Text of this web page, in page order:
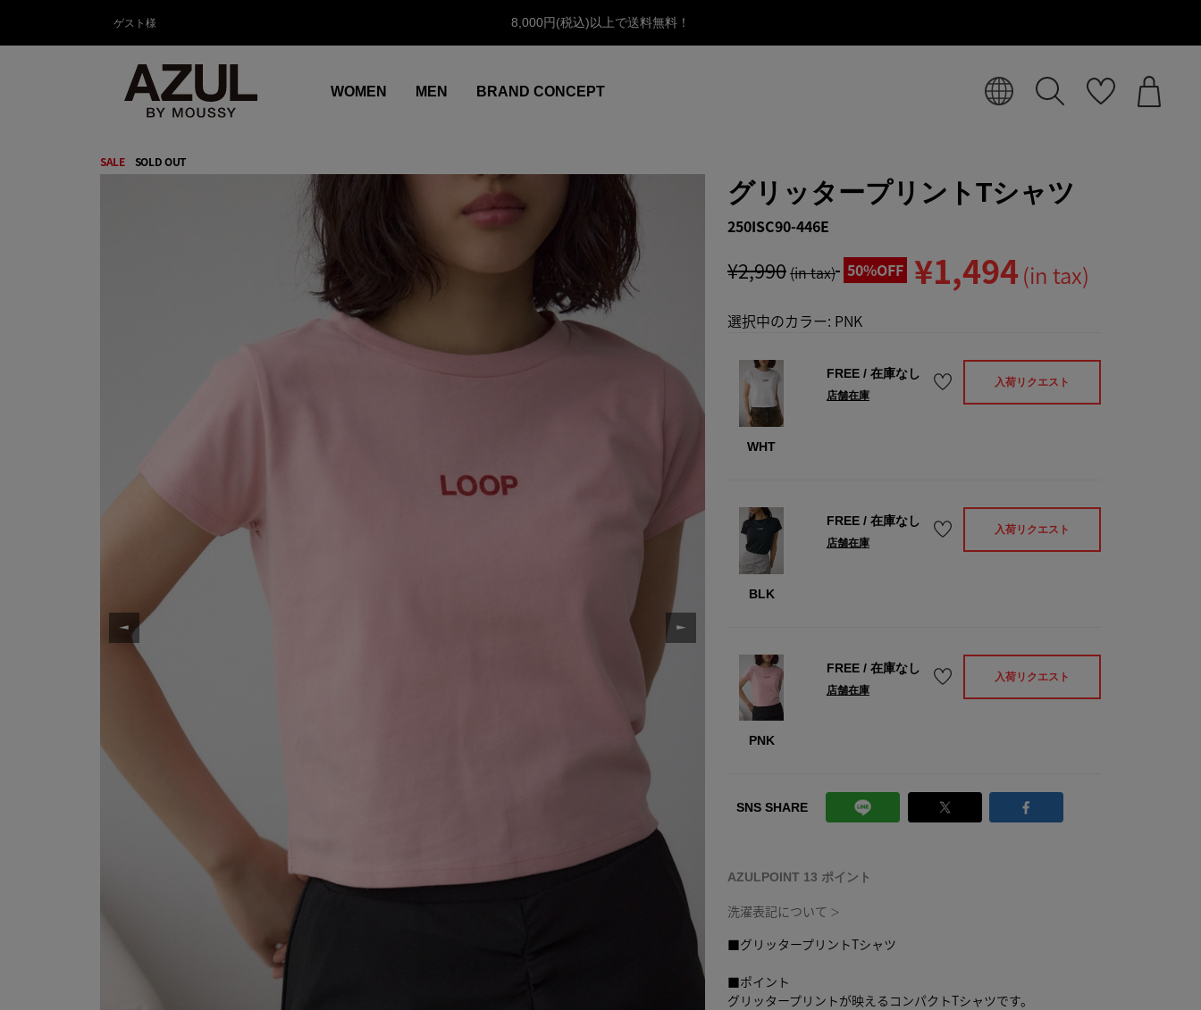
ゲスト様 8,000円(税込)以上で送料無料！
WOMEN MEN BRAND CONCEPT
SALE SOLD OUT
グリッタープリントTシャツ
250ISC90-446E
¥2,990(in tax) 50%OFF ¥1,494 (in tax)
選択中のカラー: PNK
WHT
FREE/ 在庫なし
店舗在庫
入荷リクエスト
BLK
FREE/ 在庫なし
店舗在庫
入荷リクエスト
PNK
FREE/ 在庫なし
店舗在庫
入荷リクエスト
SNS SHARE
AZULPOINT 13 ポイント
洗濯表記について ＞
■グリッタープリントTシャツ
■ポイント
グリッタープリントが映えるコンパクトTシャツです。